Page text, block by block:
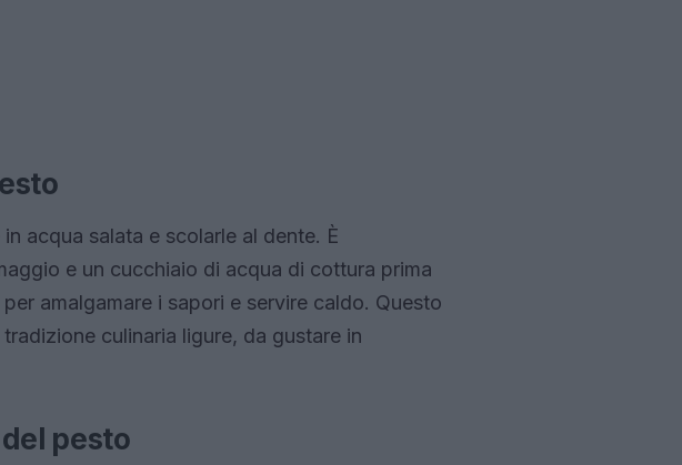
acqua salata e scolarle al dente. È
e un cucchiaio di acqua di cottura prima
amalgamare i sapori e servire caldo. Questo
culinaria ligure, da gustare in
pesto